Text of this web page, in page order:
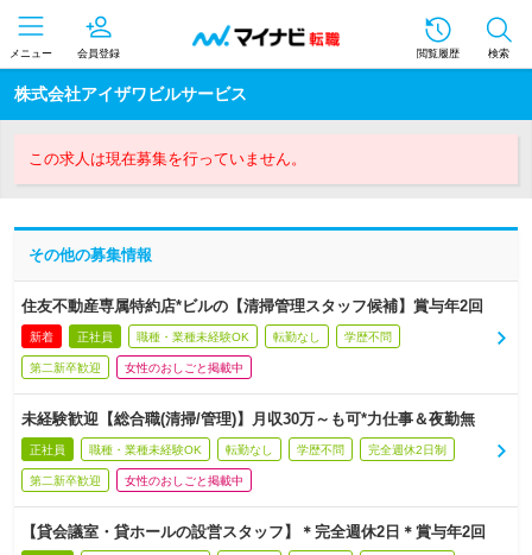
メニュー 会員登録 閲覧履歴 検索
株式会社アイザワビルサービス
この求人は現在募集を行っていません。
その他の募集情報
住友不動産専属特約店*ビルの【清掃管理スタッフ候補】賞与年2回
新着 正社員 職種・業種未経験OK 転勤なし 学歴不問
第二新卒歓迎 女性のおしごと掲載中
未経験歓迎【総合職(清掃/管理)】月収30万～も可*力仕事＆夜勤無
正社員 職種・業種未経験OK 転勤なし 学歴不問 完全週休2日制
第二新卒歓迎 女性のおしごと掲載中
【貸会議室・貸ホールの設営スタッフ】＊完全週休2日＊賞与年2回